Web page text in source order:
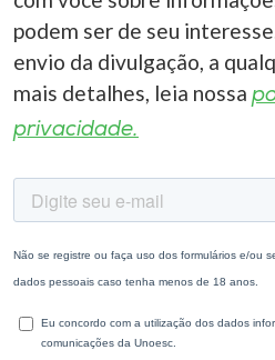
podem ser de seu
envio da divulgação, a
mais detalhes, leia nossa
privacidade.